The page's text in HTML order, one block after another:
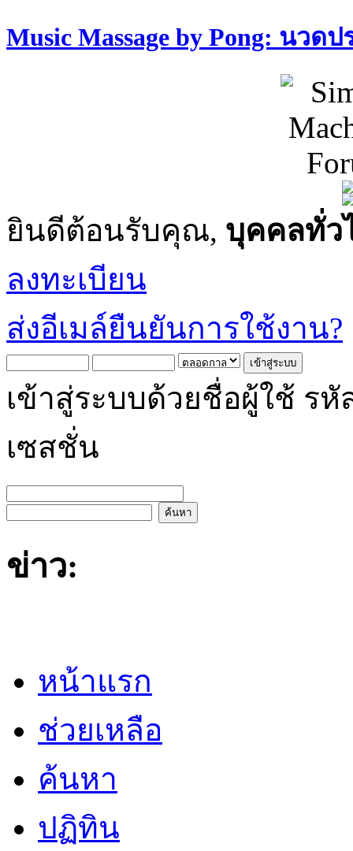
Music Massage by Pong: นวด
ยินดีต้อนรับคุณ, บุคคลทั่ว
ลงทะเบียน
ส่งอีเมล์ยืนยันการใช้งาน?
เข้าสู่ระบบด้วยชื่อผู้ใช้ รหั
เซสชั่น
ข่าว:
หน้าแรก
ช่วยเหลือ
ค้นหา
ปฏิทิน